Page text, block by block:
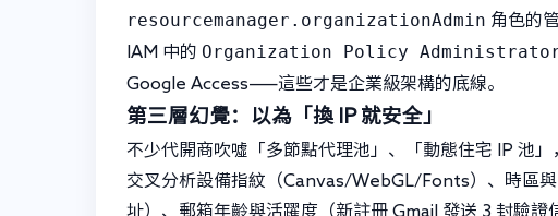
resourcemanager.organizationAdmin 角色的
IAM 中的 Organization Policy
Google Access——這些才是企業級架構的底線。
第三層幻覺：以為「換 IP 就安全」
不少代開商吹噓「多節點代理池」、「動態住宅 IP 池
交叉分析設備指紋（Canvas/WebGL/Fonts）、時區
址）、郵箱年齡與活躍度（新註冊 Gmail 發送 3 封驗